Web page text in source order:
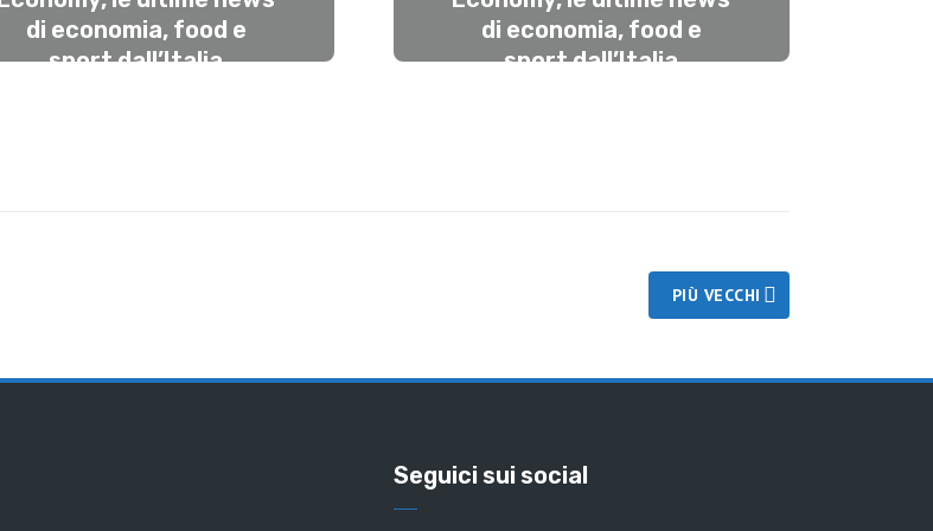
di economia, food e
sport dall’Italia
di economia, food e
sport dall’Italia
PIÙ VECCHI
Seguici sui social